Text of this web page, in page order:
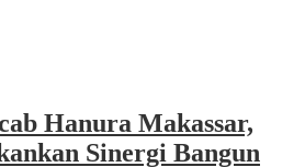
Hanura Makassar,
Sinergi Bangun